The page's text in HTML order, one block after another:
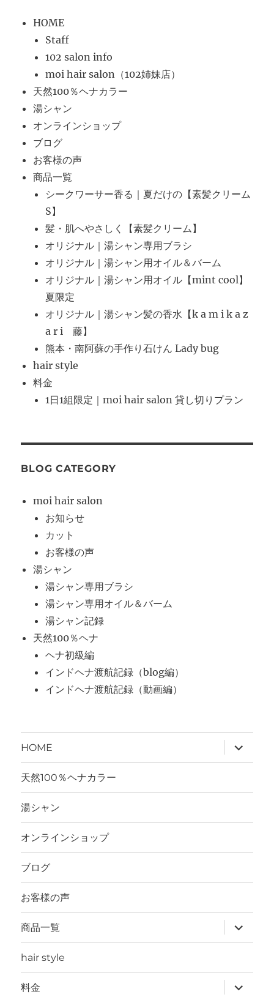
HOME
Staff
102 salon info
moi hair salon（102姉妹店）
天然100％ヘナカラー
湯シャン
オンラインショップ
ブログ
お客様の声
商品一覧
シークワーサー香る｜夏だけの【素髪クリーム
S】
髪・肌へやさしく【素髪クリーム】
オリジナル｜湯シャン専用ブラシ
オリジナル｜湯シャン用オイル＆バーム
オリジナル｜湯シャン用オイル【mint cool】
夏限定
オリジナル｜湯シャン髪の香水【k a m i k a z
a r i 藤】
熊本・南阿蘇の手作り石けん Lady bug
hair style
料金
1日1組限定｜moi hair salon 貸し切りプラン
BLOG CATEGORY
moi hair salon
お知らせ
カット
お客様の声
湯シャン
湯シャン専用ブラシ
湯シャン専用オイル＆バーム
湯シャン記録
天然100％ヘナ
ヘナ初級編
インドヘナ渡航記録（blog編）
インドヘナ渡航記録（動画編）
HOME
ブ
メ
ー
開
天然100％ヘナカラー
湯シャン
オンラインショップ
ブログ
お客様の声
商品一覧
ブ
メ
ー
を
展
hair style
料金
ブ